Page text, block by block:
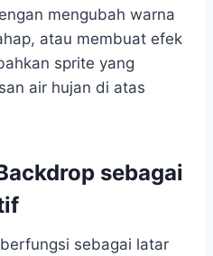
mengubah warna
atau membuat efek
sprite yang
air hujan di atas
sebagai
sebagai latar